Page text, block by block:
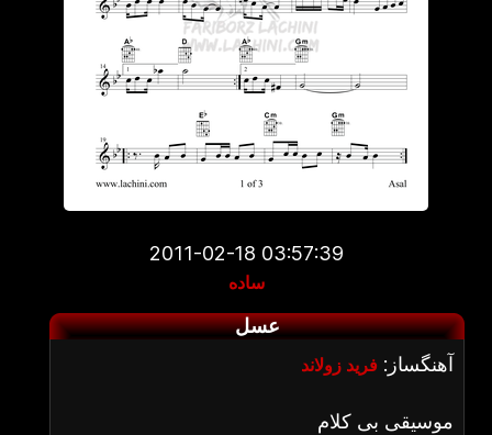
2011-02-18 03:57:39
ساده
عسل
آهنگساز: فرید زولاند
موسیقی بی کلام